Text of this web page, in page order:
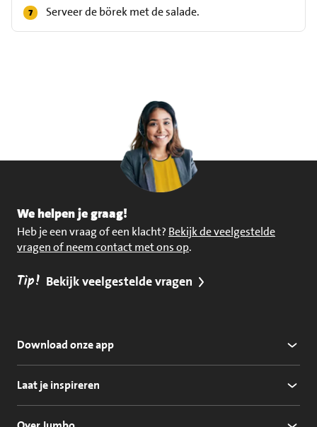
Serveer de börek met de salade.
We helpen je graag!
Heb je een vraag of een klacht? Bekijk de veelgestelde
vragen of neem contact met ons op.
Tip! Bekijk veelgestelde vragen
Download onze app
Laat je inspireren